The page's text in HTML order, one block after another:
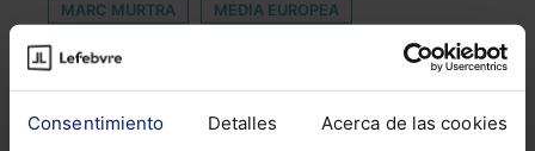
Consentimiento Detalles Acerca de las cookies
MARC MURTRA MEDIA EUROPEA
MESES VERANO MUERTE DE TRABAJADOR
MUJER PREVENCION DE DELITOS RECORTES